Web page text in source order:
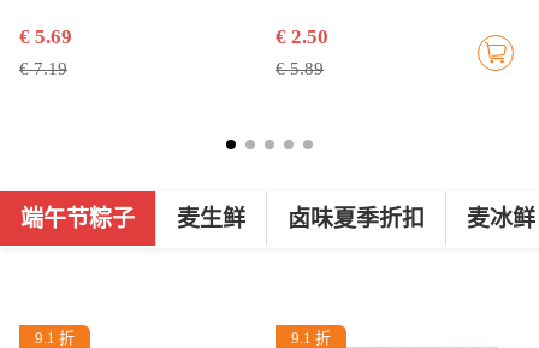
€ 5.69
€ 7.19
€ 2.50
€ 5.89
端午节粽子 麦生鲜 卤味夏季折扣 麦冰鲜
9.1 折 9.1 折